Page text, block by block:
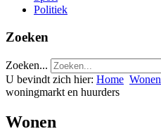
Politiek
Zoeken
Zoeken...
U bevindt zich hier: Home Wonen
woningmarkt en huurders
Wonen